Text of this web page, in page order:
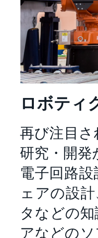
ロボティ
再び注目
研究・開発
電子回路
ェアの設
タなどの
アなどの